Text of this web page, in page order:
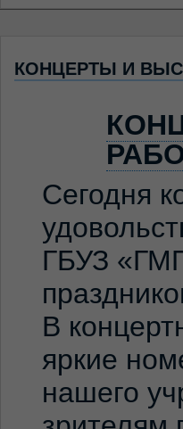
КОНЦЕРТЫ И
Сегодня
ГБУЗ
В
яркие
нашего